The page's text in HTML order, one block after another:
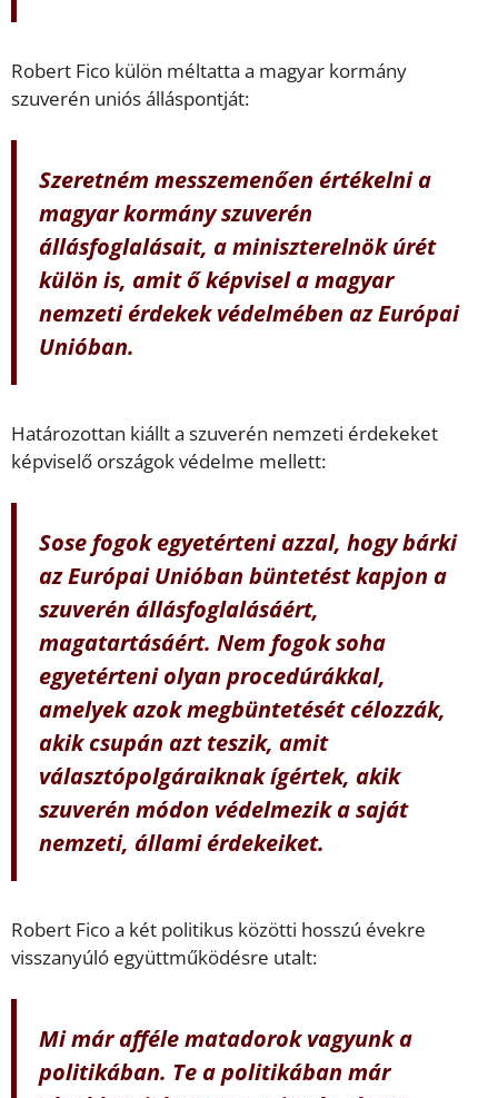
Robert Fico külön méltatta a magyar kormány
szuverén uniós álláspontját:
Szeretném messzemenően értékelni a
magyar kormány szuverén
állásfoglalásait, a miniszterelnök úrét
külön is, amit ő képvisel a magyar
nemzeti érdekek védelmében az Európai
Unióban.
Határozottan kiállt a szuverén nemzeti érdekeket
képviselő országok védelme mellett:
Sose fogok egyetérteni azzal, hogy bárki
az Európai Unióban büntetést kapjon a
szuverén állásfoglalásáért,
magatartásáért. Nem fogok soha
egyetérteni olyan procedúrákkal,
amelyek azok megbüntetését célozzák,
akik csupán azt teszik, amit
választópolgáraiknak ígértek, akik
szuverén módon védelmezik a saját
nemzeti, állami érdekeiket.
Robert Fico a két politikus közötti hosszú évekre
visszanyúló együttműködésre utalt:
Mi már afféle matadorok vagyunk a
politikában. Te a politikában már